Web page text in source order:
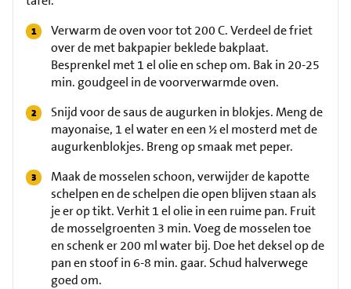
Verwarm de oven voor tot 200 C. Verdeel de friet
over de met bakpapier beklede bakplaat.
Besprenkel met 1 el olie en schep om. Bak in 20-25
min. goudgeel in de voorverwarmde oven.
Snijd voor de saus de augurken in blokjes. Meng de
mayonaise, 1 el water en een ½ el mosterd met de
augurkenblokjes. Breng op smaak met peper.
Maak de mosselen schoon, verwijder de kapotte
schelpen en de schelpen die open blijven staan als
je er op tikt. Verhit 1 el olie in een ruime pan. Fruit
de mosselgroenten 3 min. Voeg de mosselen toe
en schenk er 200 ml water bij. Doe het deksel op de
pan en stoof in 6-8 min. gaar. Schud halverwege
goed om.